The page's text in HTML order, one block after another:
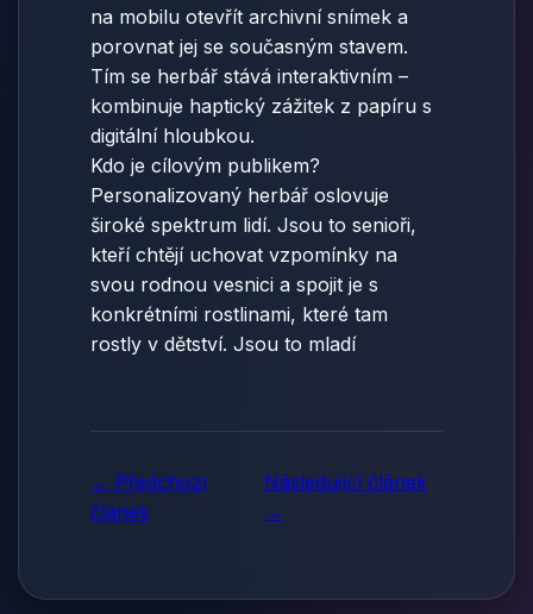
na mobilu otevřít archivní snímek a
porovnat jej se současným stavem.
Tím se herbář stává interaktivním –
kombinuje haptický zážitek z papíru s
digitální hloubkou.
Kdo je cílovým publikem?
Personalizovaný herbář oslovuje
široké spektrum lidí. Jsou to senioři,
kteří chtějí uchovat vzpomínky na
svou rodnou vesnici a spojit je s
konkrétními rostlinami, které tam
rostly v dětství. Jsou to mladí
← Předchozí
článek
Následující článek
→